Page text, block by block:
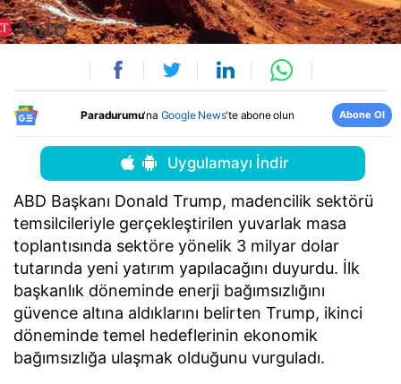
Paradurumu'na Google News'te abone olun Abone Ol
Uygulamayı İndir
ABD Başkanı Donald Trump, madencilik sektörü
temsilcileriyle gerçekleştirilen yuvarlak masa
toplantısında sektöre yönelik 3 milyar dolar
tutarında yeni yatırım yapılacağını duyurdu. İlk
başkanlık döneminde enerji bağımsızlığını
güvence altına aldıklarını belirten Trump, ikinci
döneminde temel hedeflerinin ekonomik
bağımsızlığa ulaşmak olduğunu vurguladı.